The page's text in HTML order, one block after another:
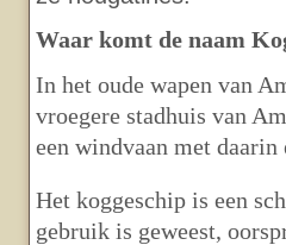
Waar komt de naam
In het oude wapen van
vroegere stadhuis van
een windvaan met
Het koggeschip is een
gebruik is geweest,